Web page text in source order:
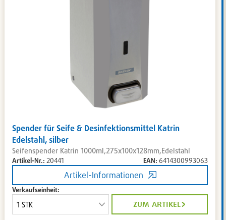
Spender für Seife & Desinfektionsmittel Katrin
Edelstahl, silber
Seifenspender Katrin 1000ml,275x100x128mm,Edelstahl
Artikel-Nr.: 20441 EAN: 6414300993063
Artikel-Informationen
Verkaufseinheit:
zum artikel